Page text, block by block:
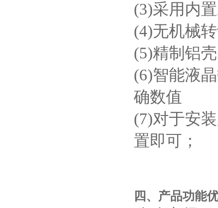
(3)采用内
(4)无机械
(5)精制铝
(6)智能液
确数值
(7)对于安
置即可；
四、产品功能